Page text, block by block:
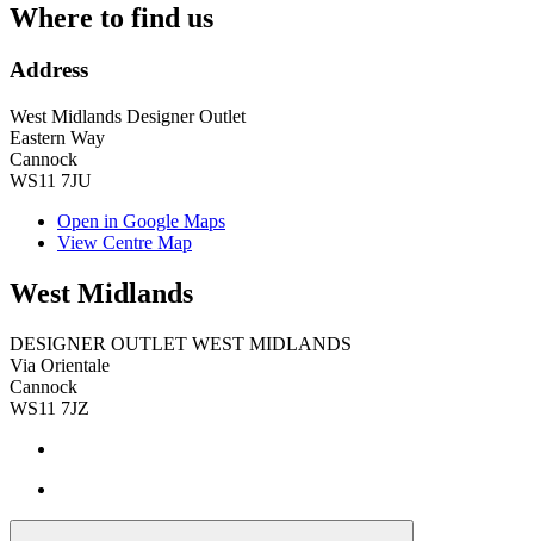
Where to find us
Address
West Midlands Designer Outlet
Eastern Way
Cannock
WS11 7JU
Open in Google Maps
View Centre Map
West Midlands
DESIGNER OUTLET WEST MIDLANDS
Via Orientale
Cannock
WS11 7JZ